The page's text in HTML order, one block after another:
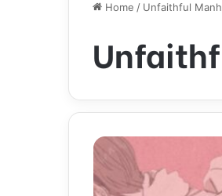
Home / Unfaithful